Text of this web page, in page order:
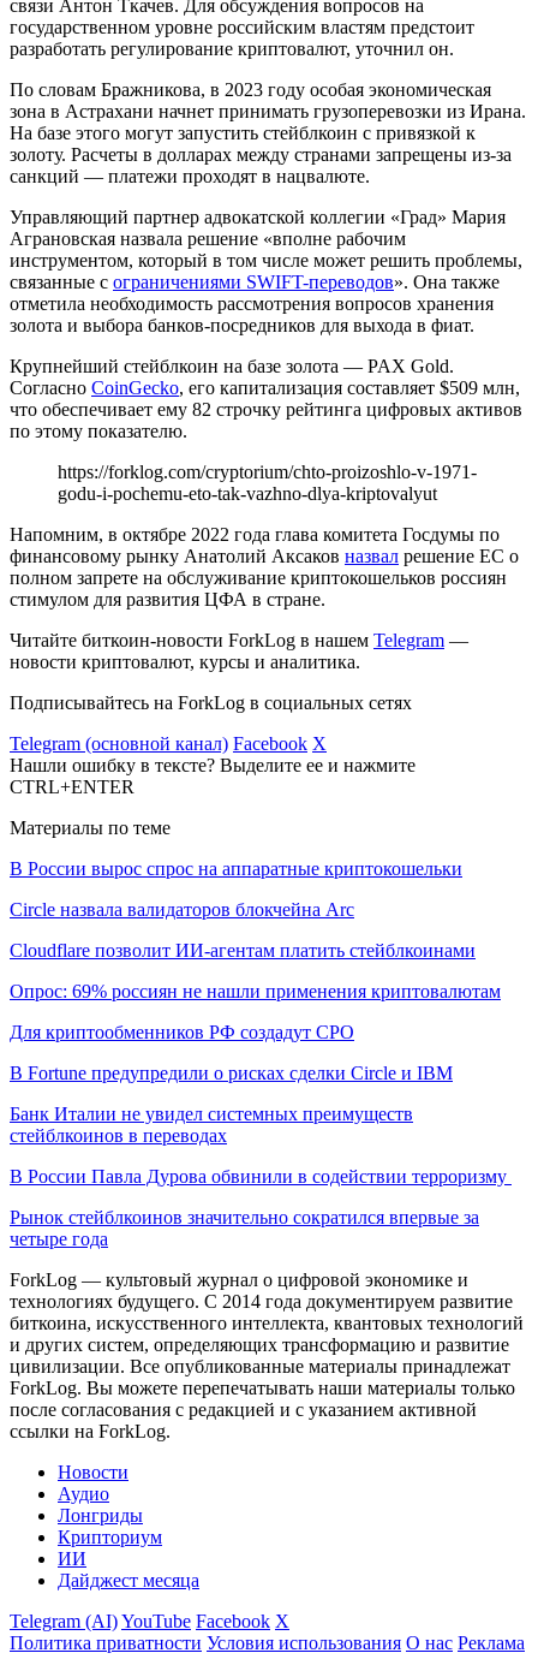
связи Антон Ткачев. Для обсуждения вопросов на
государственном уровне российским властям предстоит
разработать регулирование криптовалют, уточнил он.
По словам Бражникова, в 2023 году особая экономическая
зона в Астрахани начнет принимать грузоперевозки из Ирана.
На базе этого могут запустить стейблкоин с привязкой к
золоту. Расчеты в долларах между странами запрещены из-за
санкций — платежи проходят в нацвалюте.
Управляющий партнер адвокатской коллегии «Град» Мария
Аграновская назвала решение «вполне рабочим
инструментом, который в том числе может решить проблемы,
связанные с ограничениями SWIFT-переводов». Она также
отметила необходимость рассмотрения вопросов хранения
золота и выбора банков-посредников для выхода в фиат.
Крупнейший стейблкоин на базе золота — PAX Gold.
Согласно CoinGecko, его капитализация составляет $509 млн,
что обеспечивает ему 82 строчку рейтинга цифровых активов
по этому показателю.
https://forklog.com/cryptorium/chto-proizoshlo-v-1971-
godu-i-pochemu-eto-tak-vazhno-dlya-kriptovalyut
Напомним, в октябре 2022 года глава комитета Госдумы по
финансовому рынку Анатолий Аксаков назвал решение ЕС о
полном запрете на обслуживание криптокошельков россиян
стимулом для развития ЦФА в стране.
Читайте биткоин-новости ForkLog в нашем Telegram —
новости криптовалют, курсы и аналитика.
Подписывайтесь на ForkLog в социальных сетях
Telegram (основной канал) Facebook X
Нашли ошибку в тексте? Выделите ее и нажмите
CTRL+ENTER
Материалы по теме
В России вырос спрос на аппаратные криптокошельки
Circle назвала валидаторов блокчейна Arc
Cloudflare позволит ИИ-агентам платить стейблкоинами
Опрос: 69% россиян не нашли применения криптовалютам
Для криптообменников РФ создадут СРО
В Fortune предупредили о рисках сделки Circle и IBM
Банк Италии не увидел системных преимуществ
стейблкоинов в переводах
В России Павла Дурова обвинили в содействии терроризму
Рынок стейблкоинов значительно сократился впервые за
четыре года
ForkLog — культовый журнал о цифровой экономике и
технологиях будущего. С 2014 года документируем развитие
биткоина, искусственного интеллекта, квантовых технологий
и других систем, определяющих трансформацию и развитие
цивилизации. Все опубликованные материалы принадлежат
ForkLog. Вы можете перепечатывать наши материалы только
после согласования с редакцией и с указанием активной
ссылки на ForkLog.
Новости
Аудио
Лонгриды
Крипториум
ИИ
Дайджест месяца
Telegram (AI)YouTube Facebook X
Политика приватности Условия использования О нас Реклама